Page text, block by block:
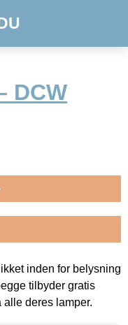
DCW
inden for belysning
tilbyder gratis
alle deres lamper.